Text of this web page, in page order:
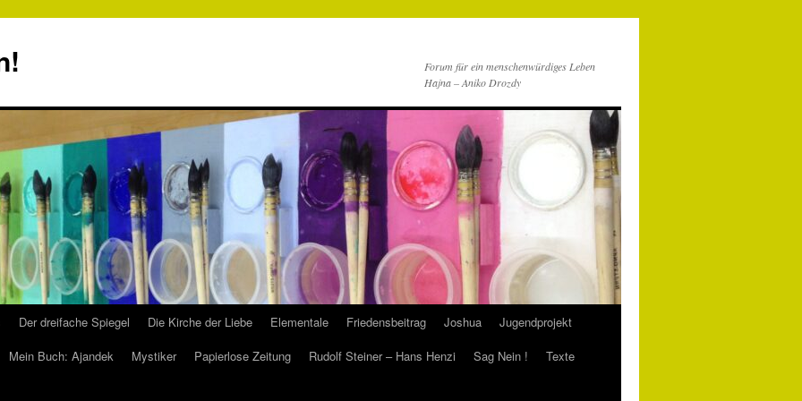
Forum für ein menschenwürdiges Leben
Hajna – Aniko Drozdy
Der dreifache Spiegel Die Kirche der Liebe Elementale Friedensbeitrag Joshua
Jugendprojekt
Mein Buch: Ajandek Mystiker Papierlose Zeitung Rudolf Steiner – Hans Henzi Sag Nein !
Texte